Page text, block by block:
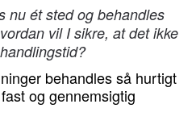
nu ét sted og behandles
vil I sikre, at det ikke
behandles så hurtigt
og gennemsigtig